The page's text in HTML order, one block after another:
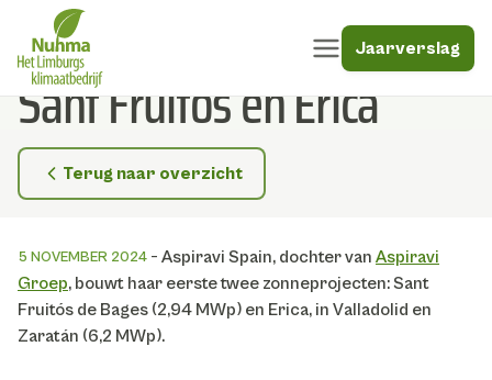
Direct naar inhoud Open menu
Jaarverslag
Sant Fruitós en Erica
Terug naar overzicht
5 NOVEMBER 2024 Aspiravi Spain, dochter van Aspiravi
Groep, bouwt haar eerste twee zonneprojecten: Sant
Fruitós de Bages (2,94 MWp) en Erica, in Valladolid en
Zaratán (6,2 MWp).